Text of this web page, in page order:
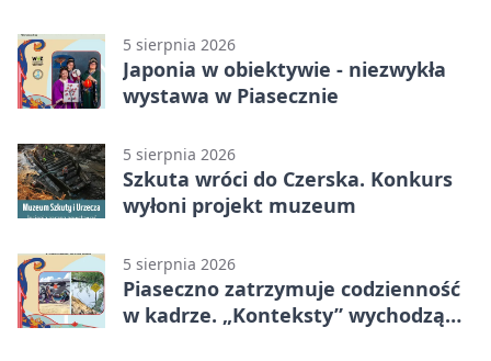
5 sierpnia 2026
Japonia w obiektywie - niezwykła
wystawa w Piasecznie
5 sierpnia 2026
Szkuta wróci do Czerska. Konkurs
wyłoni projekt muzeum
5 sierpnia 2026
Piaseczno zatrzymuje codzienność
w kadrze. „Konteksty” wychodzą